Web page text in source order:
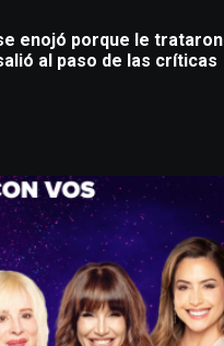
enojó porque le trataron
al paso de las críticas